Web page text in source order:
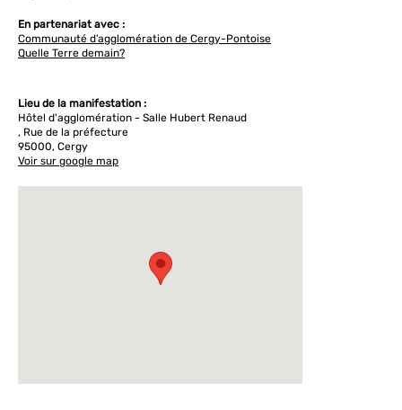
En partenariat avec :
Communauté d’agglomération de Cergy-Pontoise
Quelle Terre demain?
Lieu de la manifestation :
Hôtel d'agglomération - Salle Hubert Renaud
, Rue de la préfecture
95000, Cergy
Voir sur google map